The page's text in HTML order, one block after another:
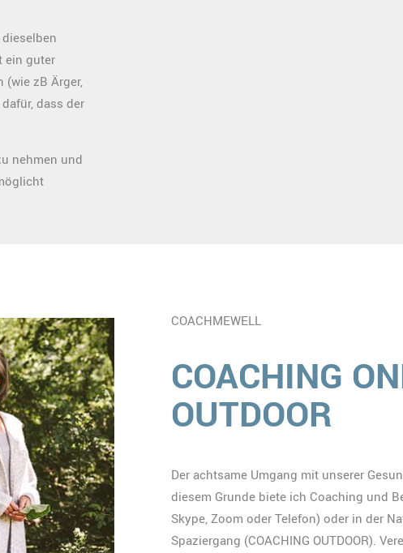
ein guter
zB Ärger,
dass der
nehmen und
COACHMEWELL
COACHING
OUTDOOR
Der achtsame Umgang mit unserer
diesem Grunde biete ich Coaching und
Skype, Zoom oder Telefon) oder in der
Spaziergang (COACHING OUTDOOR).